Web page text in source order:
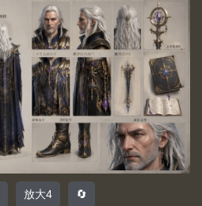
放大4 🔄